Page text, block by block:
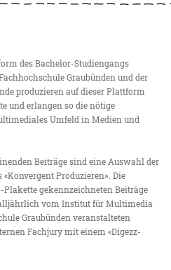
des Bachelor-Studiengangs
Graubünden und der
produzieren auf dieser Plattform
und erlangen so die nötige
Umfeld in Medien und
Beiträge sind eine Auswahl der
Produzieren». Die
Plakette gekennzeichneten Beiträge
vom Institut für Multimedia
Graubünden veranstalteten
Fachjury mit einem «Digezz-